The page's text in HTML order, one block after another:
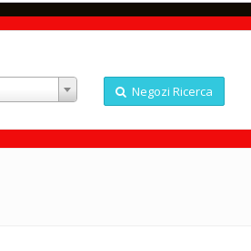
Negozi Ricerca